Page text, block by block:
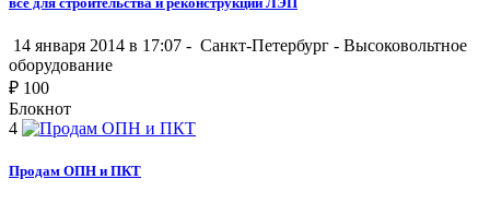
14 января 2014 в 17:07 - Санкт-Петербург - Высоковольтное
оборудование
₽ 100
Блокнот
4
Продам ОПН и ПКТ